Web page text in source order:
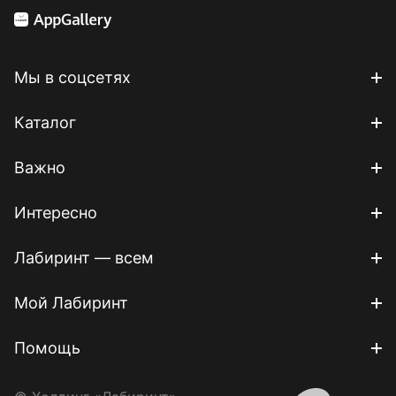
Мы в соцсетях
Каталог
Важно
Интересно
Лабиринт — всем
Мой Лабиринт
Помощь